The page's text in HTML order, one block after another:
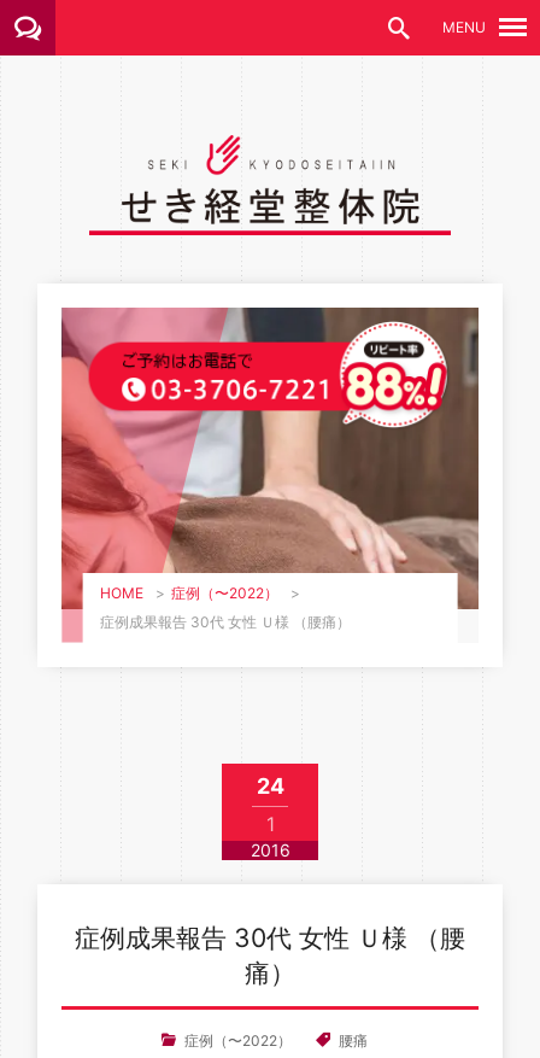
HOME > 症例（〜2022）
>
症例成果報告 30代 女性 Ｕ様 （腰痛）
24
1
2016
症例成果報告 30代 女性 Ｕ様 （腰
痛）
症例（〜2022） 腰痛